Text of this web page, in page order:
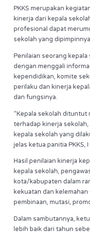
PKKS merupakan
kinerja dari kepala
profesional dapat
sekolah yang
Penilaian seorang
dengan menggali
kependidikan, komite
perilaku dan kinerja
dan fungsinya.
“Kepala sekolah dituntut
terhadap kinerja
kepala sekolah yang
jelas ketua panitia PKKS,
Hasil penilaian kinerja
kepala sekolah,
kota/kabupaten dalam
kekuatan dan
pembinaan, mutasi,
Dalam sambutannya,
lebih baik dari tahun